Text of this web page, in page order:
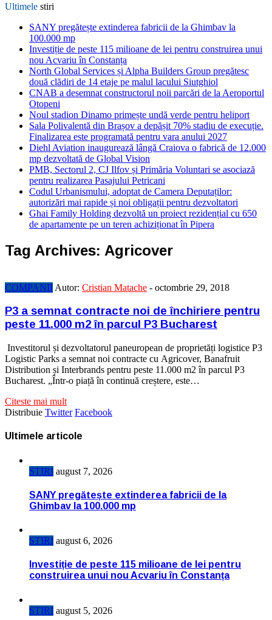
Ultimele stiri
SANY pregătește extinderea fabricii de la Ghimbav la
100.000 mp
Investiție de peste 115 milioane de lei pentru construirea unui
nou Acvariu în Constanța
North Global Services și Alpha Builders Group pregătesc
două clădiri de 14 etaje pe malul lacului Siutghiol
CNAB a desemnat constructorul noii parcări de la Aeroportul
Otopeni
Noul stadion Dinamo primește undă verde pentru heliport
Sala Polivalentă din Brașov a depășit 70% stadiu de execuție.
Finalizarea este programată pentru vara anului 2027
Diehl Aviation inaugurează lângă Craiova o fabrică de 12.000
mp dezvoltată de Global Vision
PMB, Sectorul 2, CJ Ilfov și Primăria Voluntari se asociază
pentru realizarea Pasajului Petricani
Codul Urbanismului, adoptat de Camera Deputaților:
autorizări mai rapide și noi obligații pentru dezvoltatori
Ghai Family Holding dezvoltă un proiect rezidențial cu 650
de apartamente pe un teren achiziționat în Pipera
Tag Archives: Agricover
COMPANII Autor: Cristian Matache - octombrie 29, 2018
P3 a semnat contracte noi de închiriere pentru
peste 11.000 m2 în parcul P3 Bucharest
Investitorul și dezvoltatorul paneuropean de proprietăți logistice P3
Logistic Parks a semnat noi contracte cu Agricover, Banafruit
Distribution și Interbrands pentru peste 11.000 m2 în parcul P3
Bucharest. „Într-o piață în continuă creștere, este…
Citeste mai mult
Distribuie Twitter Facebook
Ultimele articole
STIRI august 7, 2026
SANY pregătește extinderea fabricii de la
Ghimbav la 100.000 mp
STIRI august 6, 2026
Investiție de peste 115 milioane de lei pentru
construirea unui nou Acvariu în Constanța
STIRI august 5, 2026